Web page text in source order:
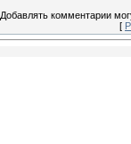
Добавлять комментарии
[